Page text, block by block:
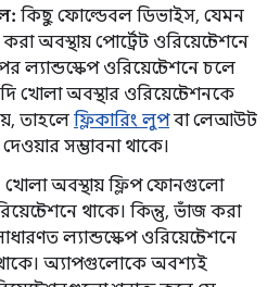
কিছু ফোল্ডেবল ডিভাইস, যেমন
অবস্থায় পোর্ট্রেট ওরিয়েন্টেশনে
ল্যান্ডস্কেপ ওরিয়েন্টেশনে চলে
খোলা অবস্থার ওরিয়েন্টেশনকে
তাহলে ফ্লিকারিং লুপবা লেআউট
সম্ভাবনা থাকে।
খোলা অবস্থায় ফ্লিপ ফোনগুলো
থাকে। কিন্তু, ভাঁজ করা
ল্যান্ডস্কেপ ওরিয়েন্টেশনে
অ্যাপগুলোকে অবশ্যই